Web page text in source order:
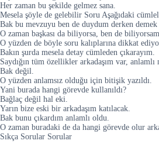
Her zaman bu şekilde gelmez sana.
Mesela şöyle de gelebilir Soru Aşağıdaki
Bak bu mevzuyu ben de duydum derken
O zaman başkası da biliyorsa, ben de
O yüzden de böyle soru kalıplarına dikkat
Bakın şurda mesela detay cümleden çıkarayım.
Saydığın tüm özellikler arkadaşım var, anlamlı
Bak değil.
O yüzden anlamsız olduğu için bitişik yazıldı.
Yani burada hangi görevde kullanıldı?
Bağlaç değil hal eki.
Yarın bize eski bir arkadaşım katılacak.
Bak bunu çıkardım anlamlı oldu.
O zaman buradaki de da hangi görevde olur
Sıkça Sorular Sorular